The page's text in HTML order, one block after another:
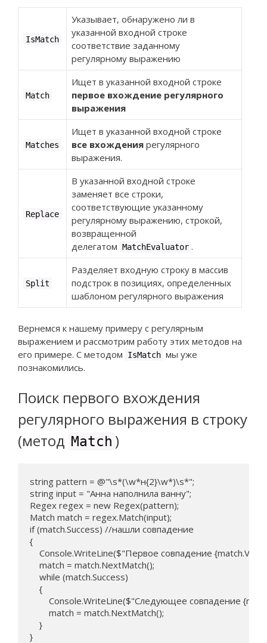
IsMatch
Указывает, обнаружено ли в
указанной входной строке
соответствие заданному
регулярному выражению
Match
Ищет в указанной входной строке
первое вхождение регулярного
выражения
Matches
Ищет в указанной входной строке
все вхождения регулярного
выражения.
Replace
В указанной входной строке
заменяет все строки,
соответствующие указанному
регулярному выражению, строкой,
возвращенной
делегатом MatchEvaluator .
Split
Разделяет входную строку в массив
подстрок в позициях, определенных
шаблоном регулярного выражения
Вернемся к нашему примеру с регулярным
выражением и рассмотрим работу этих методов на
его примере. С методом
IsMatch мы уже
познакомились.
Поиск первого вхождения
регулярного выражения в строку
(метод Match )
string pattern = @"\s*(\w*н{2}\w*)\s*";
string input = "Анна наполнила ванну";
Regex regex = new Regex(pattern);
Match match = regex.Match(input);
if (match.Success) //нашли совпадение
{
Console.WriteLine($"Первое совпадение
    match = match.NextMatch();
    while (match.Success)
    {
Console.WriteLine($"Следующее совпадение
        match = match.NextMatch();
    }
}